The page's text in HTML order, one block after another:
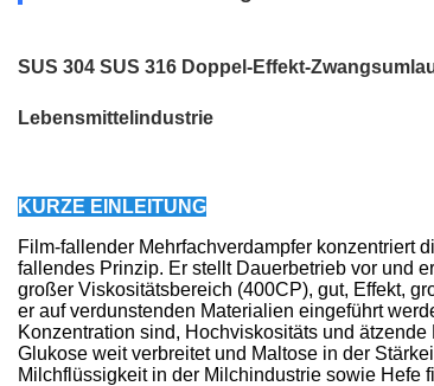
SUS 304 SUS 316 Doppel-Effekt-
Lebensmittelindustrie
KURZE EINLEITUNG
Film-fallender Mehrfachverdampfer konzentriert
fallendes Prinzip. Er stellt Dauerbetrieb vor und
großer Viskositätsbereich (400CP), gut, Effekt,
er auf verdunstenden Materialien eingeführt
Konzentration sind, Hochviskositäts und
Glukose weit verbreitet und Maltose in der
Milchflüssigkeit in der Milchindustrie sowie Hefe